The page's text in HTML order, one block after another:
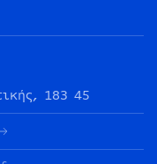
183 45